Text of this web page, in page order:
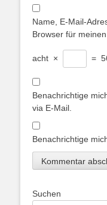
Name, E-Mail-
Browser für
acht × =
Benachrichtige
via E-Mail.
Benachrichtige
Suchen